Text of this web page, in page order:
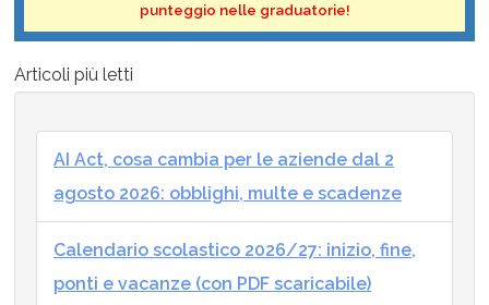
punteggio nelle graduatorie!
Articoli più letti
AI Act, cosa cambia per le aziende dal 2
agosto 2026: obblighi, multe e scadenze
Calendario scolastico 2026/27: inizio, fine,
ponti e vacanze (con PDF scaricabile)